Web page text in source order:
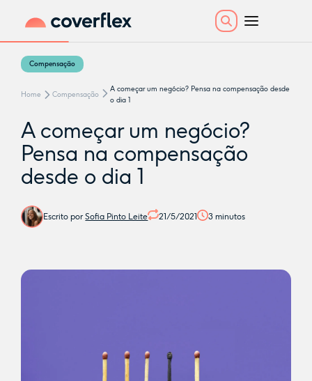
Compensação
Home Compensação
A começar um negócio? Pensa na compensação desde
o dia 1
A começar um negócio?
Pensa na compensação
desde o dia 1
Escrito porSofia Pinto Leite 21/5/2021 3 minutos